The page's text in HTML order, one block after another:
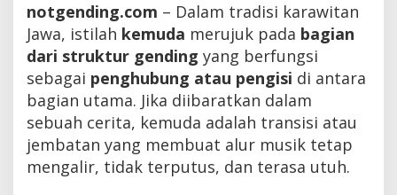
notgending.com – Dalam tradisi karawitan
Jawa, istilah kemuda merujuk pada bagian
dari struktur gending yang berfungsi
sebagai penghubung atau pengisi di antara
bagian utama. Jika diibaratkan dalam
sebuah cerita, kemuda adalah transisi atau
jembatan yang membuat alur musik tetap
mengalir, tidak terputus, dan terasa utuh.